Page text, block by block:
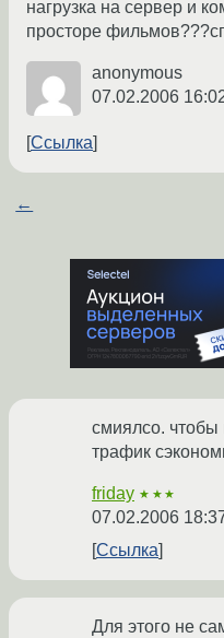
нагрузка на сервер и
просторе
anonymous
07.02.2006
Ссылка
←
смиялсо. чтобы
трафик
friday ★★★
07.02.2006
Ссылка
Для этого не